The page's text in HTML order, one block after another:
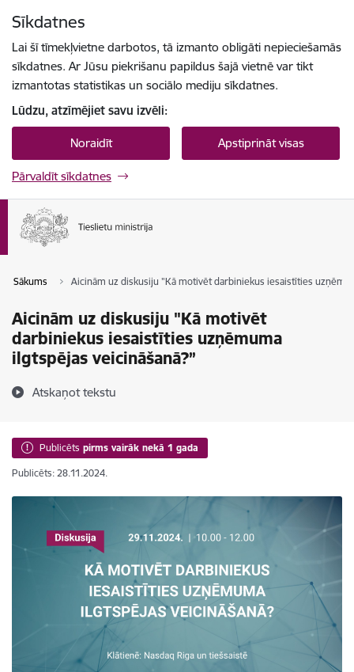
Sīkdatnes
Lai šī tīmekļvietne darbotos, tā izmanto obligāti nepieciešamās
sīkdatnes. Ar Jūsu piekrišanu papildus šajā vietnē var tikt
izmantotas statistikas un sociālo mediju sīkdatnes.
Lūdzu, atzīmējiet savu izvēli:
Noraidīt Apstiprināt visas
Pārvaldīt sīkdatnes
Sākums Aicinām uz diskusiju "Kā motivēt darbiniekus iesaistīties
Aicinām uz diskusiju "Kā motivēt
darbiniekus iesaistīties uzņēmuma
ilgtspējas veicināšanā?”
Atskaņot tekstu
Publicēts pirms vairāk nekā 1 gada
Publicēts: 28.11.2024.